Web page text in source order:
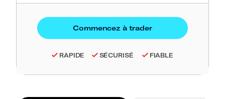
RAPIDE SÉCURISÉ FIABLE